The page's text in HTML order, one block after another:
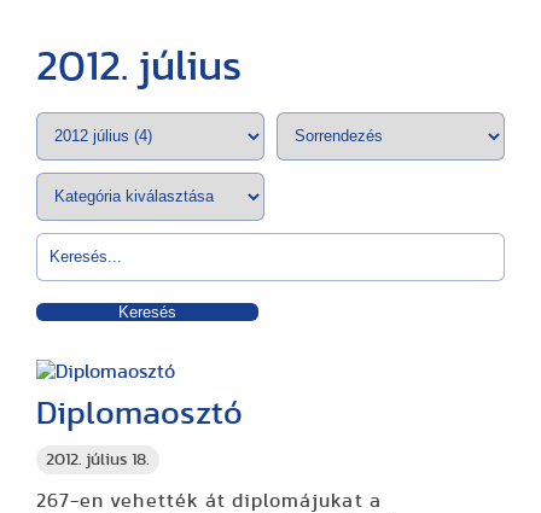
2012. július
Keresés
2012. július 18.
Diplomaosztó
267-en vehették át diplomájukat a